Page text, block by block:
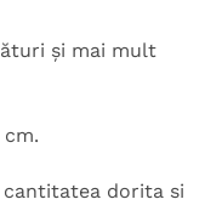
și mai mult
dorita si